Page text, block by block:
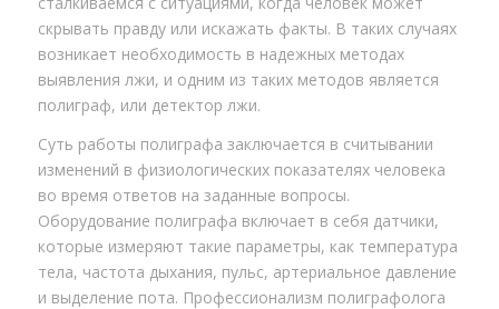
скрывать правду или искажать факты. В таких случаях
возникает необходимость в надежных методах
выявления лжи, и одним из таких методов является
полиграф, или детектор лжи.
Суть работы полиграфа заключается в считывании
изменений в физиологических показателях человека
во время ответов на заданные вопросы.
Оборудование полиграфа включает в себя датчики,
которые измеряют такие параметры, как температура
тела, частота дыхания, пульс, артериальное давление
и выделение пота. Профессионализм полиграфолога